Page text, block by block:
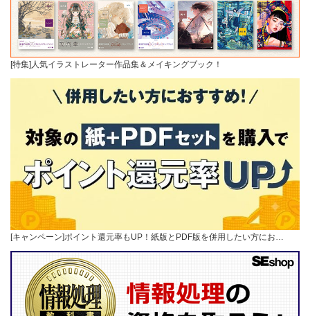
[特集]人気イラストレーター作品集＆メイキングブック！
[キャンペーン]ポイント還元率もUP！紙版とPDF版を併用したい方にお…